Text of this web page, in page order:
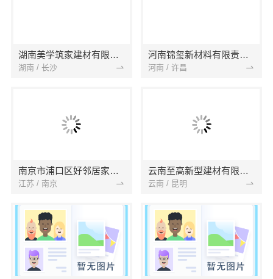
湖南美学筑家建材有限公司
湖南 / 长沙
河南锦玺新材料有限责任公司
河南 / 许昌
南京市浦口区好邻居家政服务中心
江苏 / 南京
云南至高新型建材有限公司
云南 / 昆明